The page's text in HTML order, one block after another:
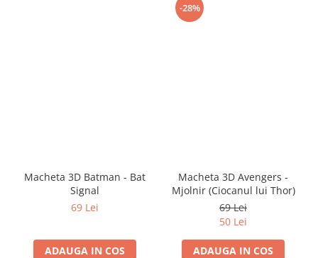
Macheta 3D Batman - Bat
Signal
69 Lei
ADAUGA IN COS
-28%
Macheta 3D Avengers -
Mjolnir (Ciocanul lui Thor)
69 Lei
50 Lei
ADAUGA IN COS